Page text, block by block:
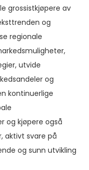
grossistkjøpere av
og
regionale
utvide
og
kontinuerlige
og kjøpere også
aktivt svare på
og sunn utvikling